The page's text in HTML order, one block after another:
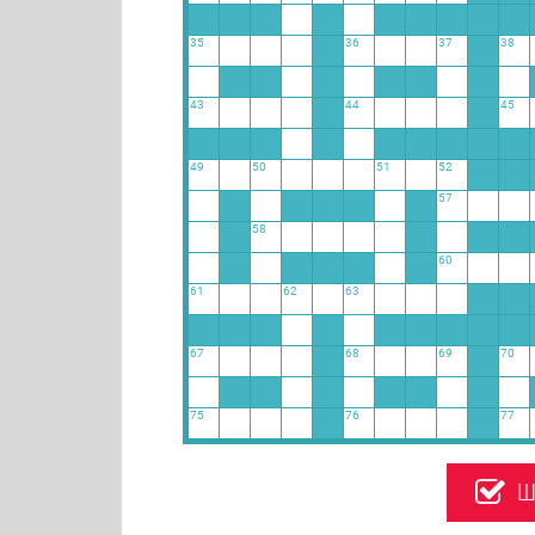
35 36 37 38
43 44 45
49 50 51 52
57
58
60
61 62 63
67 68 69 70
75 76 77